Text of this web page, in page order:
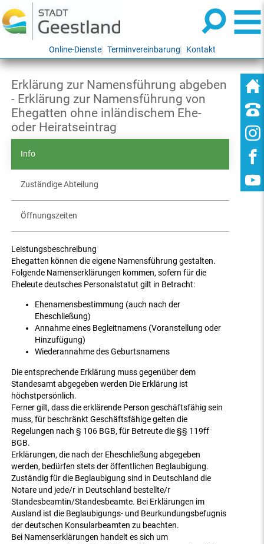
Online-Dienste Terminvereinbarung Kontakt
Erklärung zur Namensführung abgeben
- Erklärung zur Namensführung von
Ehegatten ohne inländischem Ehe-
oder Heiratseintrag
Info
Zuständige Abteilung
Öffnungszeiten
Leistungsbeschreibung
Ehegatten können die eigene Namensführung gestalten.
Folgende Namenserklärungen kommen, sofern für die
Eheleute deutsches Personalstatut gilt in Betracht:
Ehenamensbestimmung (auch nach der
Eheschließung)
Annahme eines Begleitnamens (Voranstellung oder
Hinzufügung)
Wiederannahme des Geburtsnamens
Die entsprechende Erklärung muss gegenüber dem
Standesamt abgegeben werden Die Erklärung ist
höchstpersönlich.
Ferner gilt, dass die erklärende Person geschäftsfähig sein
muss, für beschränkt Geschäftsfähige gelten die
Regelungen nach § 106 BGB, für Betreute die §§ 119ff
BGB.
Erklärungen, die nach der Eheschließung abgegeben
werden, bedürfen stets der öffentlichen Beglaubigung.
Zuständig für die Beglaubigung sind in Deutschland die
Notare und jede/r in Deutschland bestellte/r
Standesbeamtin/Standesbeamte. Bei Erklärungen im
Ausland ist die Beglaubigungs- und Beurkundungsbefugnis
der deutschen Konsularbeamten zu beachten.
Bei Namenserklärungen handelt es sich um